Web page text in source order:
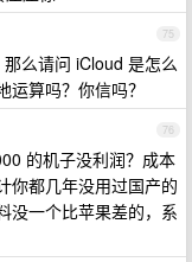
75
么请问 iCloud 是怎么
算吗？你信吗？
76
的机子没利润？成本
你都几年没用过国产的
没一个比苹果差的，系